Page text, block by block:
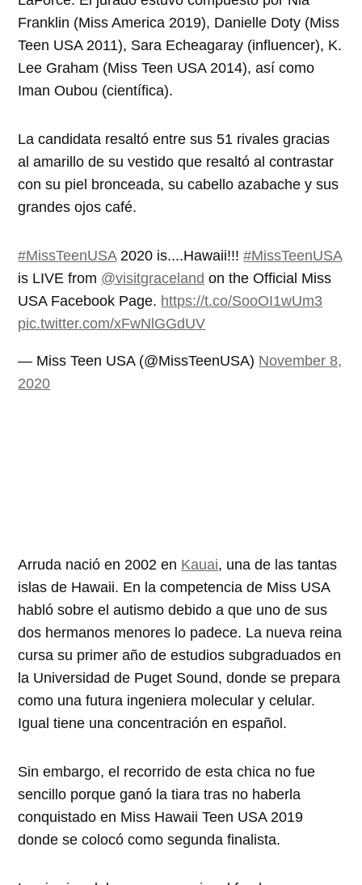
Franklin (Miss America 2019), Danielle Doty (Miss
Teen USA 2011), Sara Echeagaray (influencer), K.
Lee Graham (Miss Teen USA 2014), así como
Iman Oubou (científica).
La candidata resaltó entre sus 51 rivales gracias
al amarillo de su vestido que resaltó al contrastar
con su piel bronceada, su cabello azabache y sus
grandes ojos café.
#MissTeenUSA2020 is....Hawaii!!!#MissTeenUSA
is LIVE from @visitgraceland on the Official Miss
USA Facebook Page. https://t.co/SooOI1wUm3
pic.twitter.com/xFwNlGGdUV
— Miss Teen USA (@MissTeenUSA) November 8,
2020
Arruda nació en 2002 en Kauai, una de las tantas
islas de Hawaii. En la competencia de Miss USA
habló sobre el autismo debido a que uno de sus
dos hermanos menores lo padece. La nueva reina
cursa su primer año de estudios subgraduados en
la Universidad de Puget Sound, donde se prepara
como una futura ingeniera molecular y celular.
Igual tiene una concentración en español.
Sin embargo, el recorrido de esta chica no fue
sencillo porque ganó la tiara tras no haberla
conquistado en Miss Hawaii Teen USA 2019
donde se colocó como segunda finalista.